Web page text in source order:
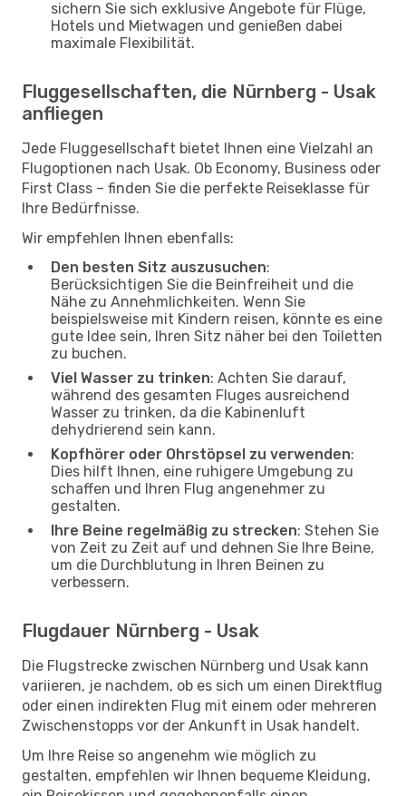
sichern Sie sich exklusive Angebote für Flüge,
Hotels und Mietwagen und genießen dabei
maximale Flexibilität.
Fluggesellschaften, die Nürnberg - Usak
anfliegen
Jede Fluggesellschaft bietet Ihnen eine Vielzahl an
Flugoptionen nach Usak. Ob Economy, Business oder
First Class – finden Sie die perfekte Reiseklasse für
Ihre Bedürfnisse.
Wir empfehlen Ihnen ebenfalls:
Den besten Sitz auszusuchen:
Berücksichtigen Sie die Beinfreiheit und die
Nähe zu Annehmlichkeiten. Wenn Sie
beispielsweise mit Kindern reisen, könnte es eine
gute Idee sein, Ihren Sitz näher bei den Toiletten
zu buchen.
Viel Wasser zu trinken: Achten Sie darauf,
während des gesamten Fluges ausreichend
Wasser zu trinken, da die Kabinenluft
dehydrierend sein kann.
Kopfhörer oder Ohrstöpsel zu verwenden:
Dies hilft Ihnen, eine ruhigere Umgebung zu
schaffen und Ihren Flug angenehmer zu
gestalten.
Ihre Beine regelmäßig zu strecken: Stehen Sie
von Zeit zu Zeit auf und dehnen Sie Ihre Beine,
um die Durchblutung in Ihren Beinen zu
verbessern.
Flugdauer Nürnberg - Usak
Die Flugstrecke zwischen Nürnberg und Usak kann
variieren, je nachdem, ob es sich um einen Direktflug
oder einen indirekten Flug mit einem oder mehreren
Zwischenstopps vor der Ankunft in Usak handelt.
Um Ihre Reise so angenehm wie möglich zu
gestalten, empfehlen wir Ihnen bequeme Kleidung,